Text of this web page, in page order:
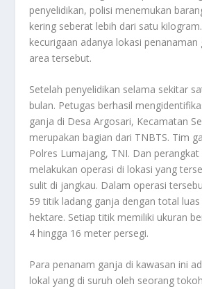
penyelidikan, polisi menemukan
kering seberat lebih dari satu
kecurigaan adanya lokasi
area tersebut.
Setelah penyelidikan selama sekitar
bulan. Petugas berhasil
ganja di Desa Argosari, Kecamatan
merupakan bagian dari TNBTS. Tim
Polres Lumajang, TNI. Dan perangkat
melakukan operasi di lokasi yang
sulit di jangkau. Dalam operasi
59 titik ladang ganja dengan total
hektare. Setiap titik memiliki ukuran
4 hingga 16 meter persegi.
Para penanam ganja di kawasan ini
lokal yang di suruh oleh seorang